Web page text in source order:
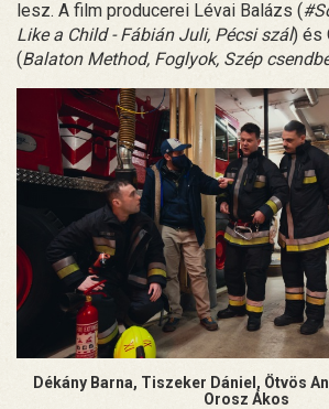
lesz. A film producerei Lévai Balázs (
Like a Child - Fábián Juli, Pécsi szál) és
(Balaton Method, Foglyok, Szép
Dékány Barna, Tiszeker Dániel, Ötvös
Orosz Ákos